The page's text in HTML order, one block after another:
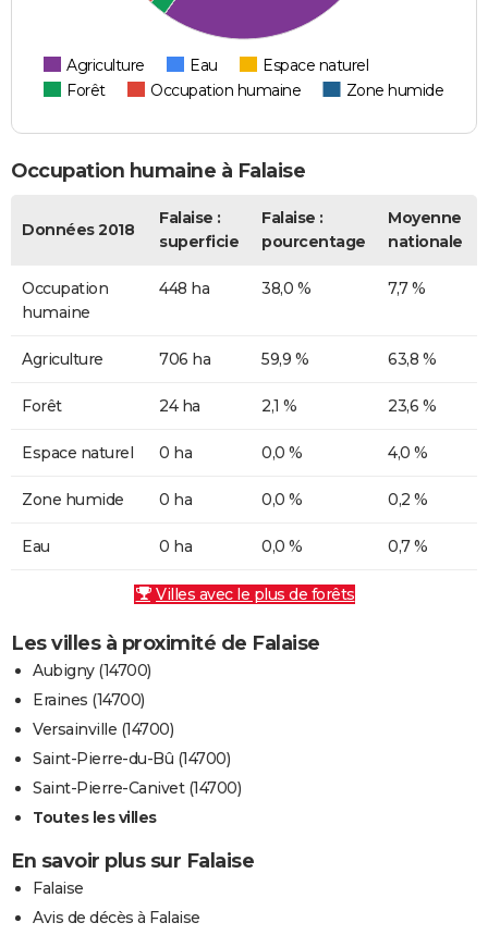
Agriculture Eau
Espace naturel
Forêt
Occupation humaine Zone humide
Occupation humaine à Falaise
Données 2018
Falaise :
superficie
Falaise :
pourcentage
Moyenne
nationale
Occupation
humaine
448 ha 38,0 % 7,7 %
Agriculture 706 ha 59,9 % 63,8 %
Forêt 24 ha 2,1 % 23,6 %
Espace naturel 0 ha 0,0 % 4,0 %
Zone humide 0 ha 0,0 % 0,2 %
Eau 0 ha 0,0 % 0,7 %
Villes avec le plus de forêts
Les villes à proximité de Falaise
Aubigny (14700)
Eraines (14700)
Versainville (14700)
Saint-Pierre-du-Bû (14700)
Saint-Pierre-Canivet (14700)
Toutes les villes
En savoir plus sur Falaise
Falaise
Avis de décès à Falaise